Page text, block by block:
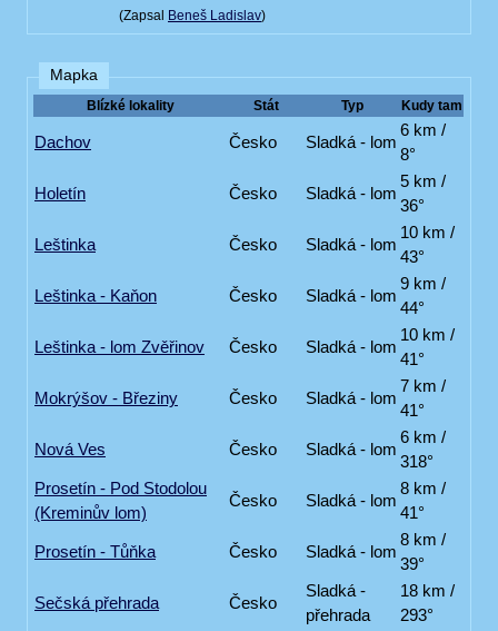
(Zapsal Beneš Ladislav)
Mapka
Blízké lokality Stát Typ Kudy tam
Dachov Česko Sladká - lom
6 km /
8°
Holetín Česko Sladká - lom
5 km /
36°
Leštinka Česko Sladká - lom
10 km /
43°
Leštinka - Kaňon Česko Sladká - lom
9 km /
44°
Leštinka - lom Zvěřinov Česko Sladká - lom
10 km /
41°
Mokrýšov - Březiny Česko Sladká - lom
7 km /
41°
Nová Ves Česko Sladká - lom
6 km /
318°
Prosetín - Pod Stodolou
(Kreminův lom)
Česko Sladká - lom
8 km /
41°
Prosetín - Tůňka Česko Sladká - lom
8 km /
39°
Sečská přehrada Česko
Sladká -
přehrada
18 km /
293°